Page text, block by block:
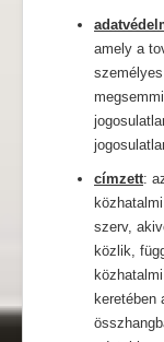
amely a
címzett:
szerv,
közlik,
keretében